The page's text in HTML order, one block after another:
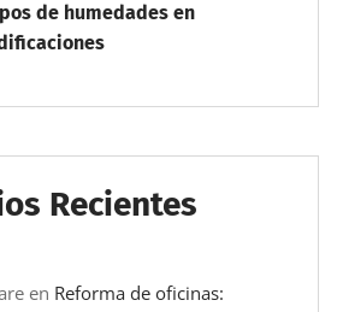
de humedades en
Recientes
en Reforma de oficinas: